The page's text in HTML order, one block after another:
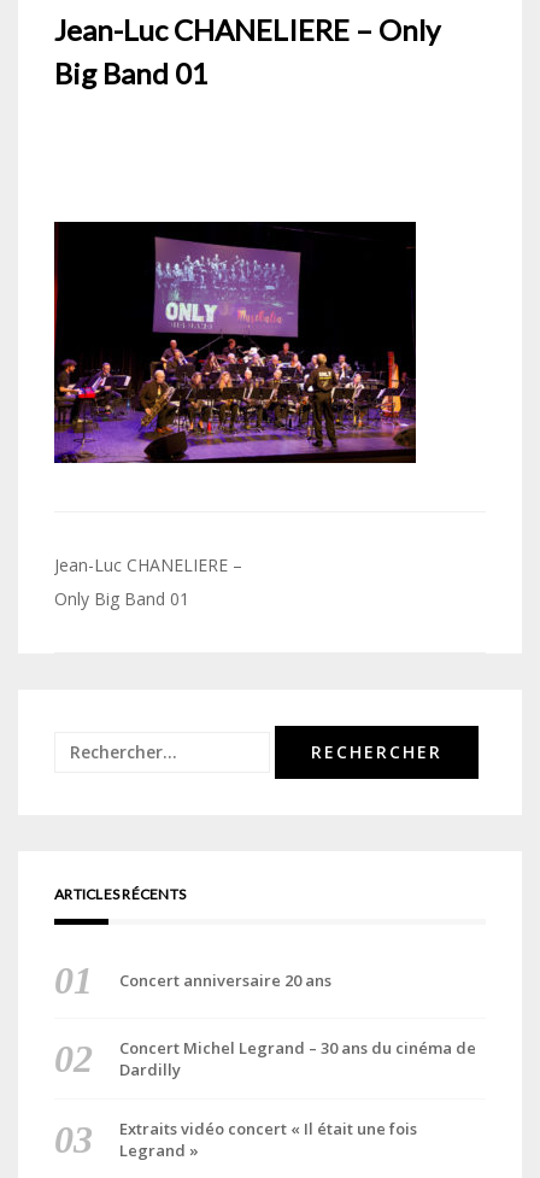
Jean-Luc CHANELIERE – Only
Big Band 01
Navigation
de
Jean-Luc CHANELIERE –
Only Big Band 01
Rechercher :
ARTICLES RÉCENTS
Concert anniversaire 20 ans
Concert Michel Legrand – 30 ans du cinéma de
Dardilly
Extraits vidéo concert « Il était une fois
Legrand »